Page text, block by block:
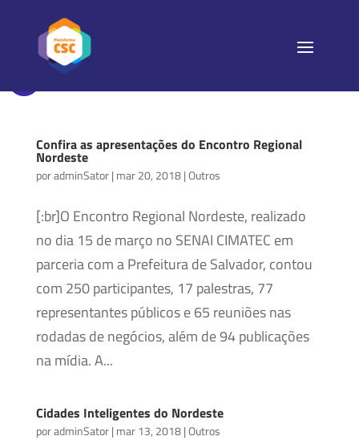
Confira as apresentações do Encontro Regional
Nordeste
poradminSator| mar 20, 2018|Outros
[:br]O Encontro Regional Nordeste, realizado
no dia 15 de março no SENAI CIMATEC em
parceria com a Prefeitura de Salvador, contou
com 250 participantes, 17 palestras, 77
representantes públicos e 65 reuniões nas
rodadas de negócios, além de 94 publicações
na mídia. A...
Cidades Inteligentes do Nordeste
poradminSator| mar 13, 2018|Outros